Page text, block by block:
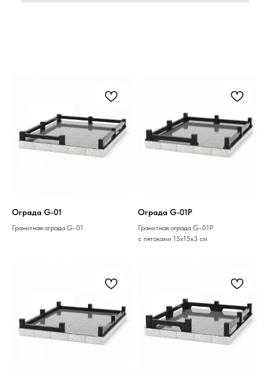
Ограда G-01
Гранитная ограда G-01
Ограда G-01P
Гранитная ограда G-01P
с пятоками 15х15х3 см